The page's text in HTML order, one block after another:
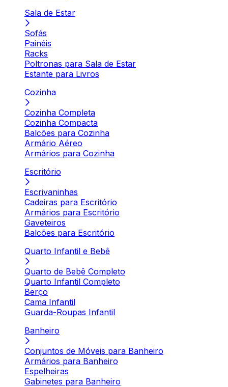
Sala de Estar
Sofás
Painéis
Racks
Poltronas para Sala de Estar
Estante para Livros
Cozinha
Cozinha Completa
Cozinha Compacta
Balcões para Cozinha
Armário Aéreo
Armários para Cozinha
Escritório
Escrivaninhas
Cadeiras para Escritório
Armários para Escritório
Gaveteiros
Balcões para Escritório
Quarto Infantil e Bebê
Quarto de Bebê Completo
Quarto Infantil Completo
Berço
Cama Infantil
Guarda-Roupas Infantil
Banheiro
Conjuntos de Móveis para Banheiro
Armários para Banheiro
Espelheiras
Gabinetes para Banheiro